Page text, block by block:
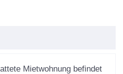
Mietwohnung befindet